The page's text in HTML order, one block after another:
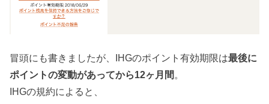
冒頭にも書きましたが、IHGのポイント有効期限は最後に
ポイントの変動があってから12ヶ月間 。
IHGの規約によると、